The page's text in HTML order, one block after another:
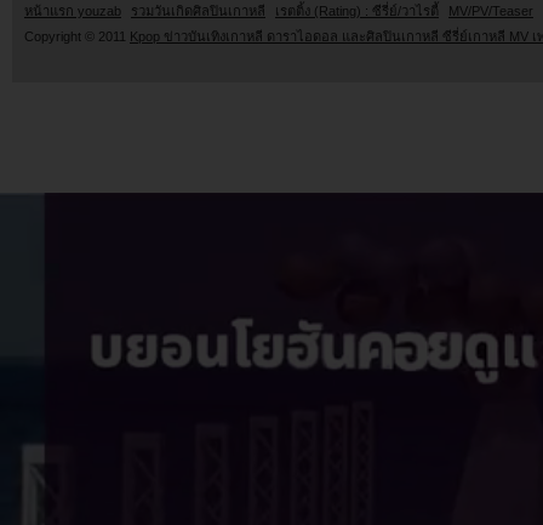
หน้าแรก youzab รวมวันเกิดศิลปินเกาหลี เรตติ้ง (Rating) : ซีรี่ย์/วาไรตี้
MV/PV/Teaser
Copyright © 2011
Kpop ข่าวบันเทิงเกาหลี ดาราไอดอล และศิลปินเกาหลี ซีรี่ย์เกาหลี MV